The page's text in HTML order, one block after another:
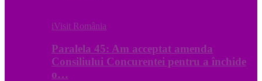
iVisit România
Paralela 45: Am acceptat amenda
Consiliului Concurentei pentru a închide
o…